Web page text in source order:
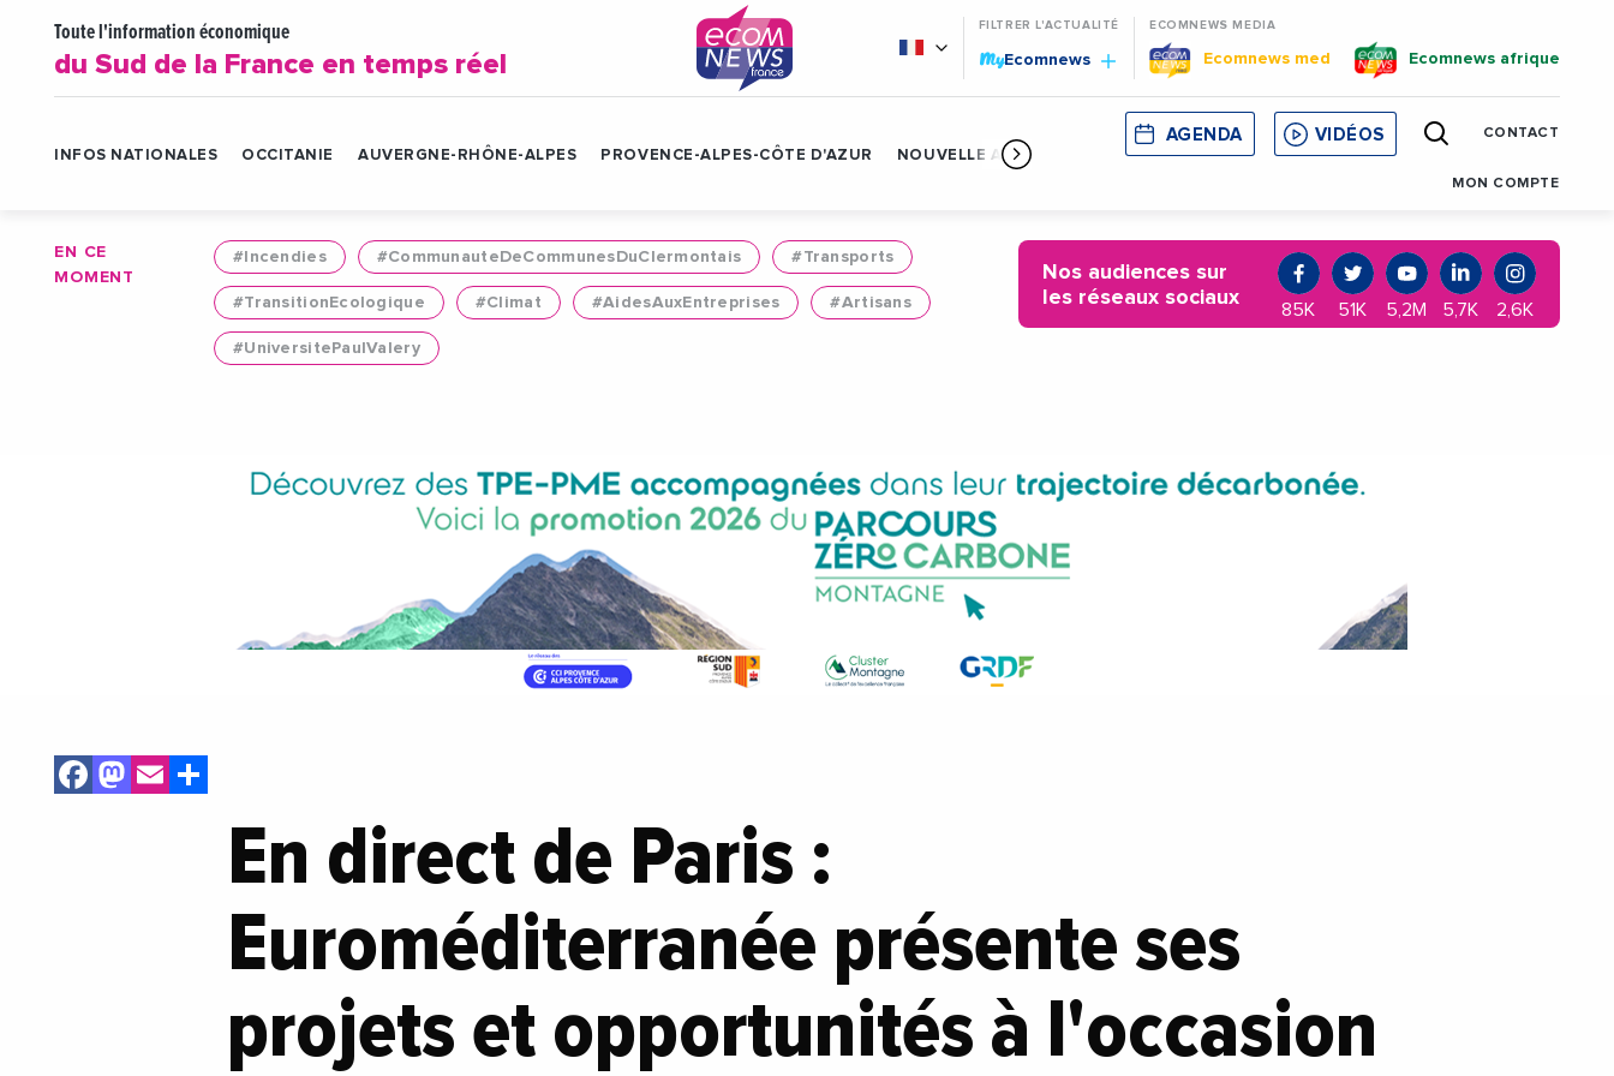
Toute l'information économique
du Sud de la France en temps réel
FILTRER L'ACTUALITÉ
MyEcomnews
ECOMNEWS MEDIA
Ecomnews med Ecomnews afrique
INFOS NATIONALES OCCITANIE AUVERGNE-RHÔNE-ALPES PROVENCE-ALPES-CÔTE D'AZUR NOUVELLE AQUITAINE CORSE MONACO CATALOGNE
AGENDA VIDÉOS CONTACT
MON COMPTE
EN CE
MOMENT
#Incendies #CommunauteDeCommunesDuClermontais #Transports
#TransitionEcologique #Climat #AidesAuxEntreprises #Artisans
#UniversitePaulValery
Nos audiences sur
les réseaux sociaux
85K 51K 5,2M 5,7K 2,6K
Facebook
Mastodon
Email
En direct de Paris :
Euroméditerranée présente ses
projets et opportunités à l'occasion